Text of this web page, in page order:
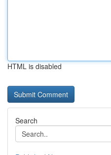
HTML is disabled
Search